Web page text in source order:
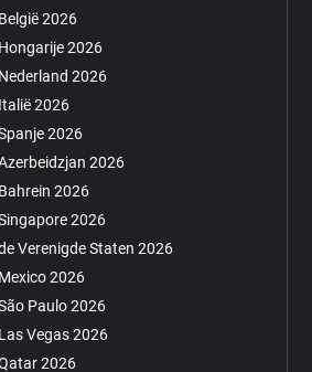
2026
2026
2026
2026
2026
2026
2026
2026
Verenigde Staten 2026
2026
Paulo 2026
Vegas 2026
2026